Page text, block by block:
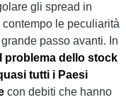
gli spread in
le peculiarità
passo avanti. In
problema dello stock
tutti i Paesi
con debiti che hanno